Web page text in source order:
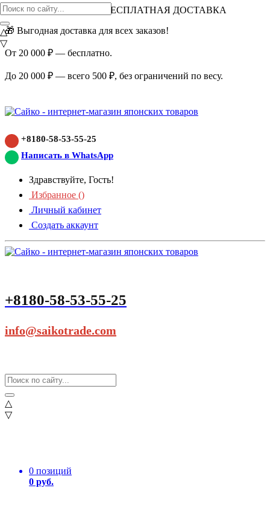
ВНИМАНИЕ АКЦИЯ!
БЕСПЛАТНАЯ ДОСТАВКА
🎁 Выгодная доставка для всех заказов!
От 20 000 ₽ — бесплатно.
До 20 000 ₽ — всего 500 ₽, без ограничений по весу.
+8180-58-53-55-25
Написать в WhatsApp
Здравствуйте, Гость!
Избранное ()
Личный кабинет
Создать аккаунт
+8180-58-53-55-25
info@saikotrade.com
△
▽
0 позиций
0 руб.
△
▽